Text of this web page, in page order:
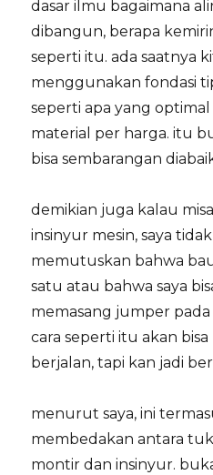
dasar ilmu bagaimana
dibangun, berapa
seperti itu. ada saatnya
menggunakan fondasi
seperti apa yang
material per harga. itu
bisa sembarangan
demikian juga kalau
insinyur mesin, saya
memutuskan bahwa
satu atau bahwa saya
memasang jumper pada
cara seperti itu akan
berjalan, tapi kan jadi
menurut saya, ini
membedakan antara
montir dan insinyur.